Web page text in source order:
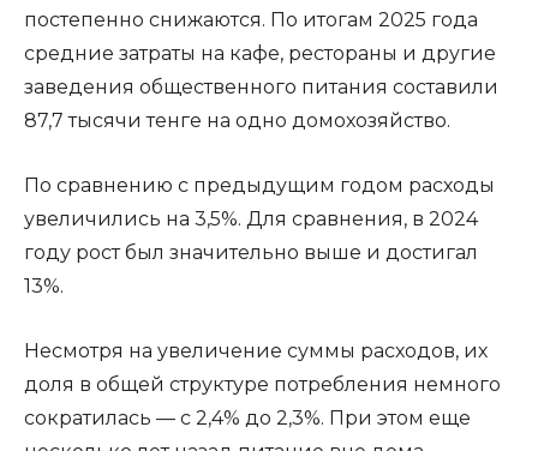
постепенно снижаются. По итогам 2025 года
средние затраты на кафе, рестораны и другие
заведения общественного питания составили
87,7 тысячи тенге на одно домохозяйство.
По сравнению с предыдущим годом расходы
увеличились на 3,5%. Для сравнения, в 2024
году рост был значительно выше и достигал
13%.
Несмотря на увеличение суммы расходов, их
доля в общей структуре потребления немного
сократилась — с 2,4% до 2,3%. При этом еще